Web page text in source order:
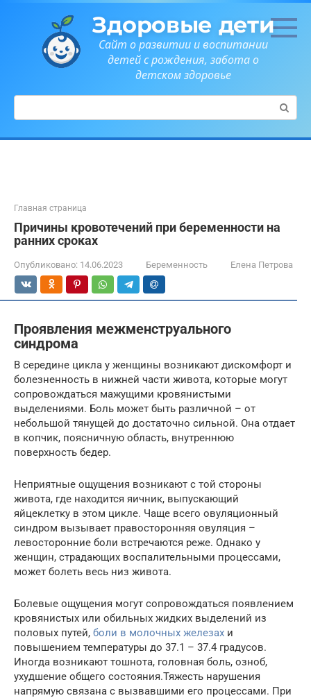
Здоровые дети
Сайт о развитии и воспитании
детей с рождения, забота о
детском здоровье
Поиск:
Главная страница
Причины кровотечений при беременности на
ранних сроках
Опубликовано: 14.06.2023 Беременность Елена Петрова
Проявления межменструального
синдрома
В середине цикла у женщины возникают дискомфорт и
болезненность в нижней части живота, которые могут
сопровождаться мажущими кровянистыми
выделениями. Боль может быть различной – от
небольшой тянущей до достаточно сильной. Она отдает
в копчик, поясничную область, внутреннюю
поверхность бедер.
Неприятные ощущения возникают с той стороны
живота, где находится яичник, выпускающий
яйцеклетку в этом цикле. Чаще всего овуляционный
синдром вызывает правосторонняя овуляция –
левосторонние боли встречаются реже. Однако у
женщин, страдающих воспалительными процессами,
может болеть весь низ живота.
Болевые ощущения могут сопровождаться появлением
кровянистых или обильных жидких выделений из
половых путей, боли в молочных железах и
повышением температуры до 37.1 – 37.4 градусов.
Иногда возникают тошнота, головная боль, озноб,
ухудшение общего состояния.Тяжесть нарушения
напрямую связана с вызвавшими его процессами. При